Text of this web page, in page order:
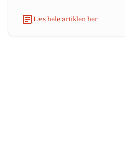
Læs hele artiklen her